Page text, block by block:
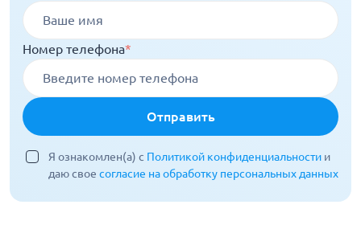
Номер телефона*
Отправить
Я ознакомлен(а) с Политикой конфиденциальности и
даю свое согласие на обработку персональных данных